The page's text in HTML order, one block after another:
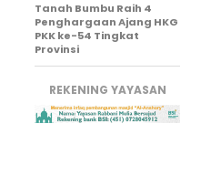
Tanah Bumbu Raih 4
Penghargaan Ajang HKG
PKK ke-54 Tingkat
Provinsi
REKENING YAYASAN